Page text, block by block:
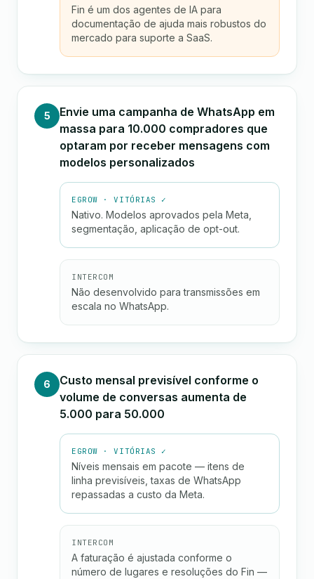
Fin é um dos agentes de IA para
documentação de ajuda mais robustos do
mercado para suporte a SaaS.
5
Envie uma campanha de WhatsApp em
massa para 10.000 compradores que
optaram por receber mensagens com
modelos personalizados
EGROW · VITÓRIAS ✓
Nativo. Modelos aprovados pela Meta,
segmentação, aplicação de opt-out.
INTERCOM
Não desenvolvido para transmissões em
escala no WhatsApp.
6
Custo mensal previsível conforme o
volume de conversas aumenta de
5.000 para 50.000
EGROW · VITÓRIAS ✓
Níveis mensais em pacote — itens de
linha previsíveis, taxas de WhatsApp
repassadas a custo da Meta.
INTERCOM
A faturação é ajustada conforme o
número de lugares e resoluções do Fin —